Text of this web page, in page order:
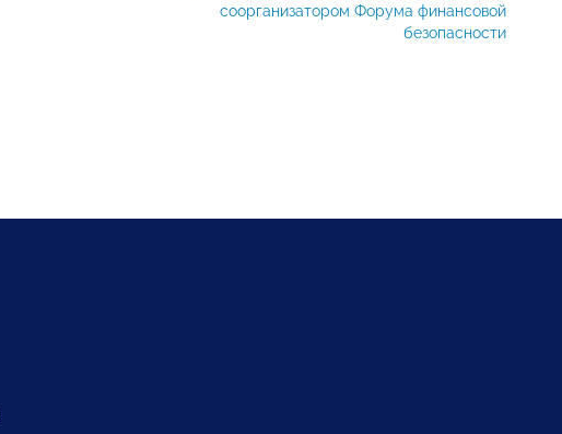
соорганизатором Форума финансовой
безопасности